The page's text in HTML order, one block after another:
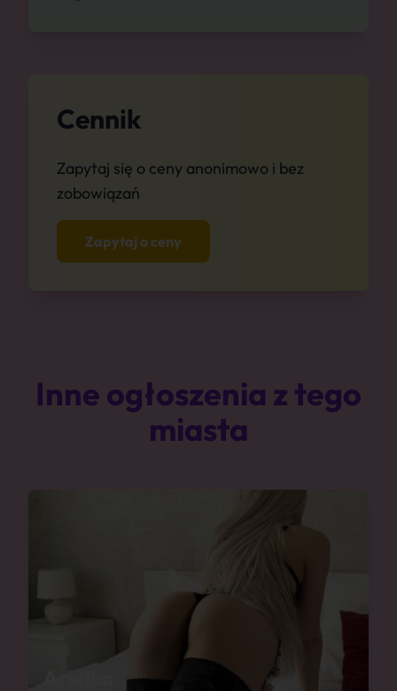
Cennik
Zapytaj się o ceny anonimowo i bez
zobowiązań
Zapytaj o ceny
Inne ogłoszenia z tego
miasta